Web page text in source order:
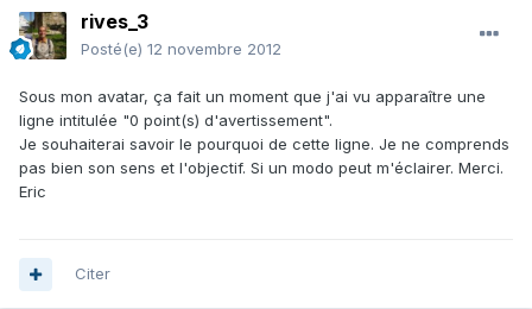
rives_3
Posté(e) 12 novembre 2012
Sous mon avatar, ça fait un moment que j'ai vu apparaître une
ligne intitulée "0 point(s) d'avertissement".
Je souhaiterai savoir le pourquoi de cette ligne. Je ne comprends
pas bien son sens et l'objectif. Si un modo peut m'éclairer. Merci.
Eric
Citer